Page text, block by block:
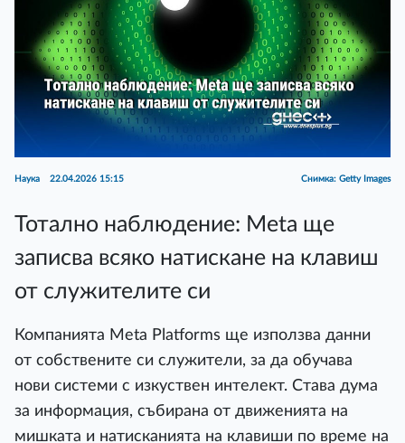
Наука 22.04.2026 15:15 Снимка: Getty Images
Тотално наблюдение: Meta ще
записва всяко натискане на клавиш
от служителите си
Компанията Meta Platforms ще използва данни
от собствените си служители, за да обучава
нови системи с изкуствен интелект. Става дума
за информация, събирана от движенията на
мишката и натисканията на клавиши по време на